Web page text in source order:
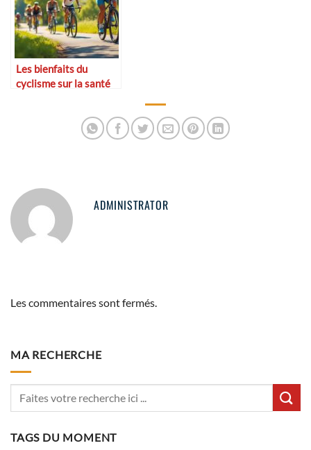
Les bienfaits du
cyclisme sur la santé
ADMINISTRATOR
Les commentaires sont fermés.
MA RECHERCHE
TAGS DU MOMENT